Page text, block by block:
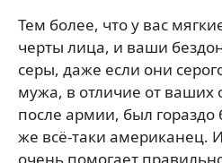
Тем более, что у вас
черты лица, и ваши
серы, даже если они
мужа, в отличие от ваших
после армии, был
же всё-таки американец.